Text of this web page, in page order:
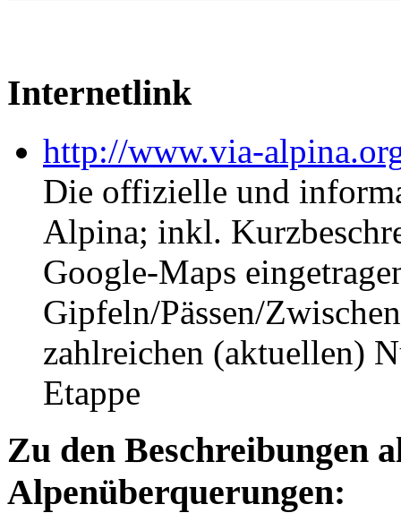
Internetlink
http://www.via-
Die offizielle und
Alpina; inkl.
Google-Maps
Gipfeln/Pässen/
zahlreichen (aktuellen)
Etappe
Zu den Beschreibungen
Alpenüberquerungen: